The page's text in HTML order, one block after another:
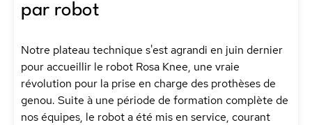
par robot
Notre plateau technique s'est agrandi en juin dernier
pour accueillir le robot Rosa Knee, une vraie
révolution pour la prise en charge des prothèses de
genou. Suite à une période de formation complète de
nos équipes, le robot a été mis en service, courant